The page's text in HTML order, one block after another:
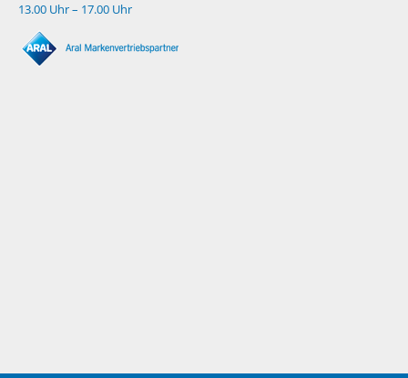
13.00 Uhr – 17.00 Uhr